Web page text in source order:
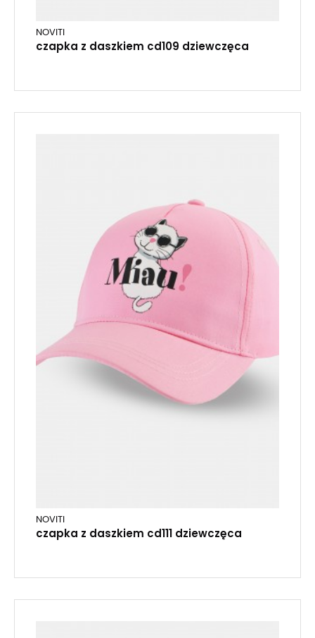
NOVITI
czapka z daszkiem cd109 dziewczęca
NOVITI
czapka z daszkiem cd111 dziewczęca